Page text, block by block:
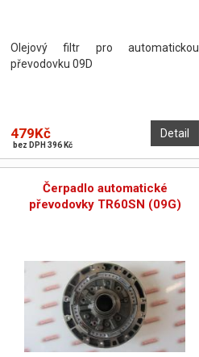
Olejový filtr pro automatickou
převodovku 09D
Detail
479Kč
bez DPH 396 Kč
Čerpadlo automatické
převodovky TR60SN (09G)